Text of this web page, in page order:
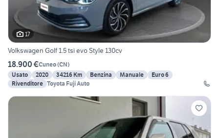
17
Volkswagen Golf 1.5 tsi evo Style 130cv
18.900 €Cuneo(CN)
Usato
2020 34216 Km Benzina Manuale
Euro 6
Rivenditore Toyota Fuji Auto